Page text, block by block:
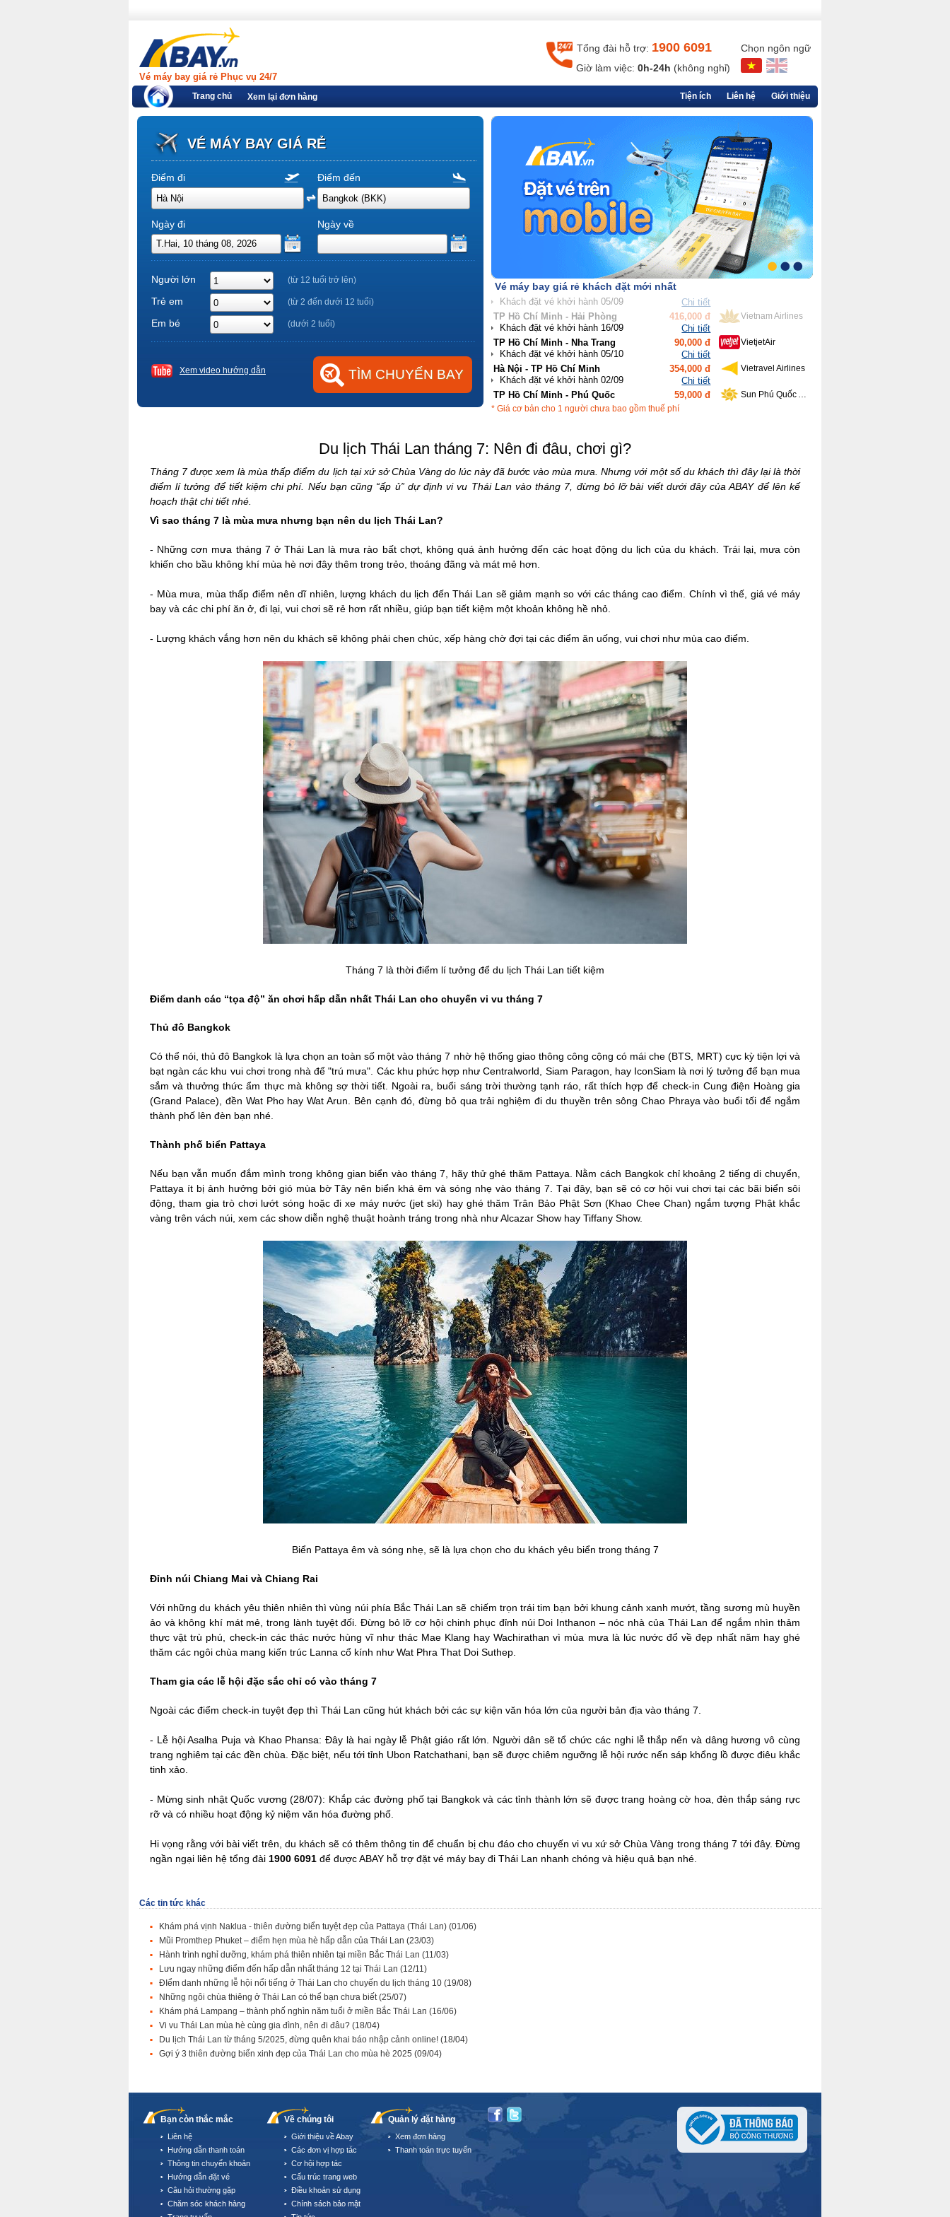
Vé máy bay giá rẻ Phục vụ 24/7
Tổng đài hỗ trợ: 1900 6091
Giờ làm việc: 0h-24h (không nghỉ)
Chọn ngôn ngữ
Trang chủ Xem lại đơn hàng Giới thiệu
Liên hệ
Tiện ích
VÉ MÁY BAY GIÁ RẺ
Điểm đi Điểm đến
Ngày đi Ngày về
Người lớn (từ 12 tuổi trở lên)
Trẻ em (từ 2 đến dưới 12 tuổi)
Em bé (dưới 2 tuổi)
Xem video hướng dẫn
Vé máy bay giá rẻ khách đặt mới nhất
TP Hồ Chí Minh - Nha Trang 90,000 đ
Chi tiết
VietjetAir
Hà Nội - TP Hồ Chí Minh 354,000 đ
Chi tiết
Vietravel Airlines
TP Hồ Chí Minh - Phú Quốc 59,000 đ
Chi tiết
Sun Phú Quốc Airways
Hà Nội - Đà Nẵng 639,000 đ
Chi tiết
Bamboo Airways
* Giá cơ bản cho 1 người chưa bao gồm thuế phí
Du lịch Thái Lan tháng 7: Nên đi đâu, chơi gì?
Tháng 7 được xem là mùa thấp điểm du lịch tại xứ sở Chùa Vàng do lúc này đã bước vào mùa mưa. Nhưng với một số du khách thì đây lại là thời
điểm lí tưởng để tiết kiệm chi phí. Nếu bạn cũng “ấp ủ” dự định vi vu Thái Lan vào tháng 7, đừng bỏ lỡ bài viết dưới đây của ABAY để lên kế
hoạch thật chi tiết nhé.
Vì sao tháng 7 là mùa mưa nhưng bạn nên du lịch Thái Lan?
- Những cơn mưa tháng 7 ở Thái Lan là mưa rào bất chợt, không quá ảnh hưởng đến các hoạt động du lịch của du khách. Trái lại, mưa còn
khiến cho bầu không khí mùa hè nơi đây thêm trong trẻo, thoáng đãng và mát mẻ hơn.
- Mùa mưa, mùa thấp điểm nên dĩ nhiên, lượng khách du lịch đến Thái Lan sẽ giảm mạnh so với các tháng cao điểm. Chính vì thế, giá vé máy
bay và các chi phí ăn ở, đi lại, vui chơi sẽ rẻ hơn rất nhiều, giúp bạn tiết kiệm một khoản không hề nhỏ.
- Lượng khách vắng hơn nên du khách sẽ không phải chen chúc, xếp hàng chờ đợi tại các điểm ăn uống, vui chơi như mùa cao điểm.
Tháng 7 là thời điểm lí tưởng để du lịch Thái Lan tiết kiệm
Điểm danh các “tọa độ” ăn chơi hấp dẫn nhất Thái Lan cho chuyến vi vu tháng 7
Thủ đô Bangkok
Có thể nói, thủ đô Bangkok là lựa chọn an toàn số một vào tháng 7 nhờ hệ thống giao thông công cộng có mái che (BTS, MRT) cực kỳ tiện lợi và
bạt ngàn các khu vui chơi trong nhà để "trú mưa". Các khu phức hợp như Centralworld, Siam Paragon, hay IconSiam là nơi lý tưởng để bạn mua
sắm và thưởng thức ẩm thực mà không sợ thời tiết. Ngoài ra, buổi sáng trời thường tạnh ráo, rất thích hợp để check-in Cung điện Hoàng gia
(Grand Palace), đền Wat Pho hay Wat Arun. Bên cạnh đó, đừng bỏ qua trải nghiệm đi du thuyền trên sông Chao Phraya vào buổi tối để ngắm
thành phố lên đèn bạn nhé.
Thành phố biển Pattaya
Nếu bạn vẫn muốn đắm mình trong không gian biển vào tháng 7, hãy thử ghé thăm Pattaya. Nằm cách Bangkok chỉ khoảng 2 tiếng di chuyển,
Pattaya ít bị ảnh hưởng bởi gió mùa bờ Tây nên biển khá êm và sóng nhẹ vào tháng 7. Tại đây, bạn sẽ có cơ hội vui chơi tại các bãi biển sôi
động, tham gia trò chơi lướt sóng hoặc đi xe máy nước (jet ski) hay ghé thăm Trân Bảo Phật Sơn (Khao Chee Chan) ngắm tượng Phật khắc
vàng trên vách núi, xem các show diễn nghệ thuật hoành tráng trong nhà như Alcazar Show hay Tiffany Show.
Biển Pattaya êm và sóng nhẹ, sẽ là lựa chọn cho du khách yêu biển trong tháng 7
Đỉnh núi Chiang Mai và Chiang Rai
Với những du khách yêu thiên nhiên thì vùng núi phía Bắc Thái Lan sẽ chiếm trọn trái tim bạn bởi khung cảnh xanh mướt, tầng sương mù huyền
ảo và không khí mát mẻ, trong lành tuyệt đối. Đừng bỏ lỡ cơ hội chinh phục đỉnh núi Doi Inthanon – nóc nhà của Thái Lan để ngắm nhìn thảm
thực vật trù phú, check-in các thác nước hùng vĩ như thác Mae Klang hay Wachirathan vì mùa mưa là lúc nước đổ về đẹp nhất năm hay ghé
thăm các ngôi chùa mang kiến trúc Lanna cổ kính như Wat Phra That Doi Suthep.
Tham gia các lễ hội đặc sắc chỉ có vào tháng 7
Ngoài các điểm check-in tuyệt đẹp thì Thái Lan cũng hút khách bởi các sự kiện văn hóa lớn của người bản địa vào tháng 7.
- Lễ hội Asalha Puja và Khao Phansa: Đây là hai ngày lễ Phật giáo rất lớn. Người dân sẽ tổ chức các nghi lễ thắp nến và dâng hương vô cùng
trang nghiêm tại các đền chùa. Đặc biệt, nếu tới tỉnh Ubon Ratchathani, bạn sẽ được chiêm ngưỡng lễ hội rước nến sáp khổng lồ được điêu khắc
tinh xảo.
- Mừng sinh nhật Quốc vương (28/07): Khắp các đường phố tại Bangkok và các tỉnh thành lớn sẽ được trang hoàng cờ hoa, đèn thắp sáng rực
rỡ và có nhiều hoạt động kỷ niệm văn hóa đường phố.
Hi vọng rằng với bài viết trên, du khách sẽ có thêm thông tin để chuẩn bị chu đáo cho chuyến vi vu xứ sở Chùa Vàng trong tháng 7 tới đây. Đừng
ngần ngại liên hệ tổng đài 1900 6091 để được ABAY hỗ trợ đặt vé máy bay đi Thái Lan nhanh chóng và hiệu quả bạn nhé.
Các tin tức khác
Khám phá vịnh Naklua - thiên đường biển tuyệt đẹp của Pattaya (Thái Lan) (01/06)
Mũi Promthep Phuket – điểm hẹn mùa hè hấp dẫn của Thái Lan (23/03)
Hành trình nghỉ dưỡng, khám phá thiên nhiên tại miền Bắc Thái Lan (11/03)
Lưu ngay những điểm đến hấp dẫn nhất tháng 12 tại Thái Lan (12/11)
ĐIểm danh những lễ hội nổi tiếng ở Thái Lan cho chuyến du lịch tháng 10 (19/08)
Những ngôi chùa thiêng ở Thái Lan có thể bạn chưa biết(25/07)
Khám phá Lampang – thành phố nghìn năm tuổi ở miền Bắc Thái Lan (16/06)
Vi vu Thái Lan mùa hè cùng gia đình, nên đi đâu? (18/04)
Du lịch Thái Lan từ tháng 5/2025, đừng quên khai báo nhập cảnh online! (18/04)
Gợi ý 3 thiên đường biển xinh đẹp của Thái Lan cho mùa hè 2025 (09/04)
Bạn còn thắc mắc
Liên hệ
Hướng dẫn thanh toán
Thông tin chuyển khoản
Hướng dẫn đặt vé
Câu hỏi thường gặp
Chăm sóc khách hàng
Về chúng tôi
Giới thiệu về Abay
Các đơn vị hợp tác
Cơ hội hợp tác
Cấu trúc trang web
Điều khoản sử dụng
Chính sách bảo mật
Quản lý đặt hàng
Xem đơn hàng
Thanh toán trực tuyến